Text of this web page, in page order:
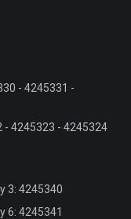
- 4245331 -
- 4245323 - 4245324
3: 4245340
6: 4245341